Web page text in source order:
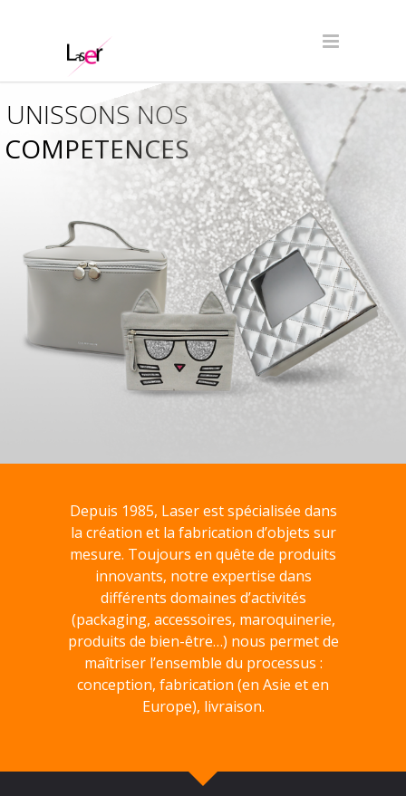
COMPETENCES
UNISSONS NOS
Depuis 1985, Laser est spécialisée dans
la création et la fabrication d’objets sur
mesure. Toujours en quête de produits
innovants, notre expertise dans
différents domaines d’activités
(packaging, accessoires, maroquinerie,
produits de bien-être…) nous permet de
maîtriser l’ensemble du processus :
conception, fabrication (en Asie et en
Europe), livraison.